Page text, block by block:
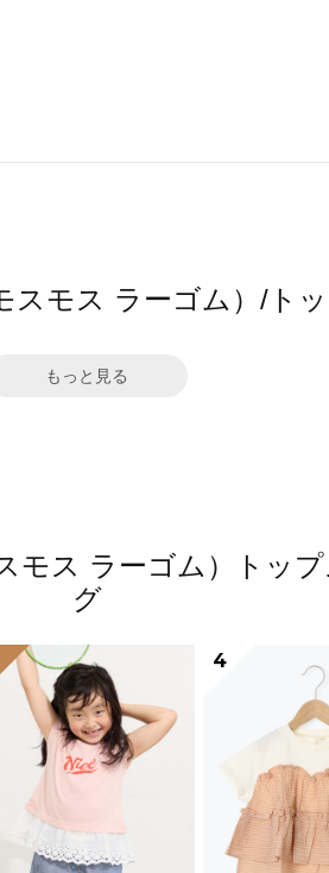
スモス ラーゴム）/ト
もっと見る
モス ラーゴム）トッ
グ
4